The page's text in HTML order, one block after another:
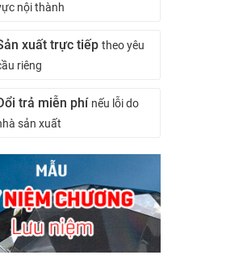
nội thành
xuất trực tiếptheo yêu
riêng
trả miễn phí nếu lỗi do
sản xuất